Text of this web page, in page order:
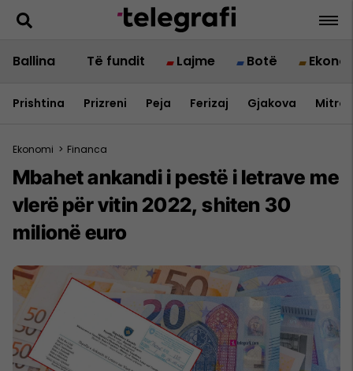
Ballina Të fundit Lajme Botë
Prishtina Prizreni Peja Ferizaj Gjakova
Ekonomi > Financa
Mbahet ankandi i pestë i letrave me
vlerë për vitin 2022, shiten 30
milionë euro